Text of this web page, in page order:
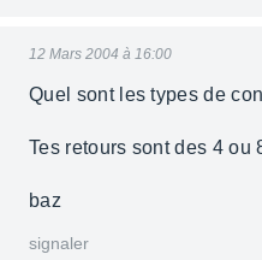
12 Mars 2004 à 16:00
Quel sont les types de
Tes retours sont des 4 ou
baz
signaler